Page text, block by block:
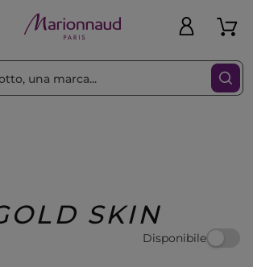
Regalo
SKIN
Disponibile
Filtra